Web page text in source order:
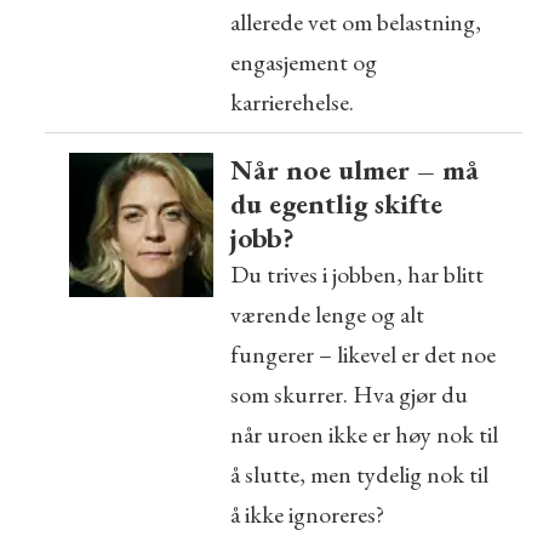
allerede vet om belastning,
engasjement og
karrierehelse.
Når noe ulmer – må
du egentlig skifte
jobb?
Du trives i jobben, har blitt
værende lenge og alt
fungerer – likevel er det noe
som skurrer. Hva gjør du
når uroen ikke er høy nok til
å slutte, men tydelig nok til
å ikke ignoreres?